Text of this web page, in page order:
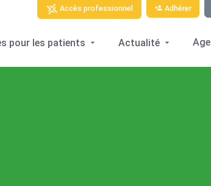
Accès professionnel Adhérer
pour les patients Actualité